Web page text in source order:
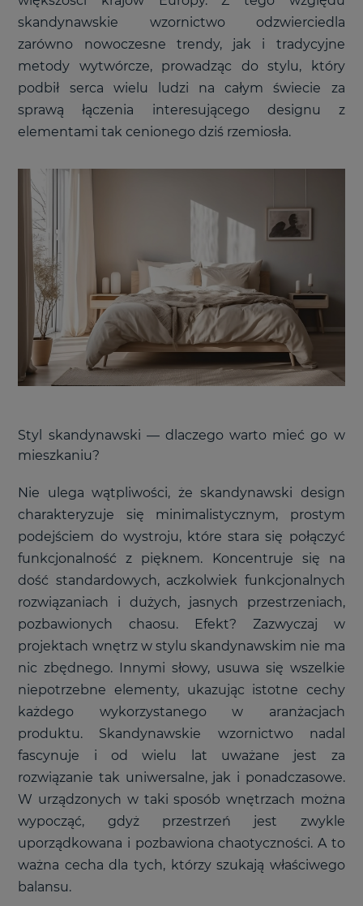
skandynawskie wzornictwo odzwierciedla
zarówno nowoczesne trendy, jak i tradycyjne
metody wytwórcze, prowadząc do stylu, który
podbił serca wielu ludzi na całym świecie za
sprawą łączenia interesującego designu z
elementami tak cenionego dziś rzemiosła.
Styl skandynawski — dlaczego warto mieć go w
mieszkaniu?
Nie ulega wątpliwości, że skandynawski design
charakteryzuje się minimalistycznym, prostym
podejściem do wystroju, które stara się połączyć
funkcjonalność z pięknem. Koncentruje się na
dość standardowych, aczkolwiek funkcjonalnych
rozwiązaniach i dużych, jasnych przestrzeniach,
pozbawionych chaosu. Efekt? Zazwyczaj w
projektach wnętrz w stylu skandynawskim nie ma
nic zbędnego. Innymi słowy, usuwa się wszelkie
niepotrzebne elementy, ukazując istotne cechy
każdego wykorzystanego w aranżacjach
produktu. Skandynawskie wzornictwo nadal
fascynuje i od wielu lat uważane jest za
rozwiązanie tak uniwersalne, jak i ponadczasowe.
W urządzonych w taki sposób wnętrzach można
wypocząć, gdyż przestrzeń jest zwykle
uporządkowana i pozbawiona chaotyczności. A to
ważna cecha dla tych, którzy szukają właściwego
balansu.